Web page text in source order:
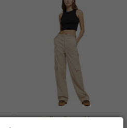
Tallas disponibles